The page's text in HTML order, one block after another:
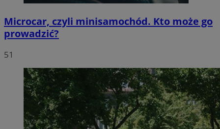
Microcar, czyli minisamochód. Kto może go
prowadzić?
51